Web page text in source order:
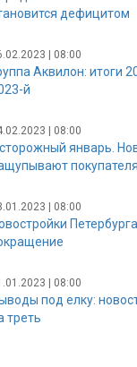
дефицитом
| 08:00
Аквилон: итоги
й
| 08:00
январь.
покупателя
| 08:00
| 08:00
под елку:
треть